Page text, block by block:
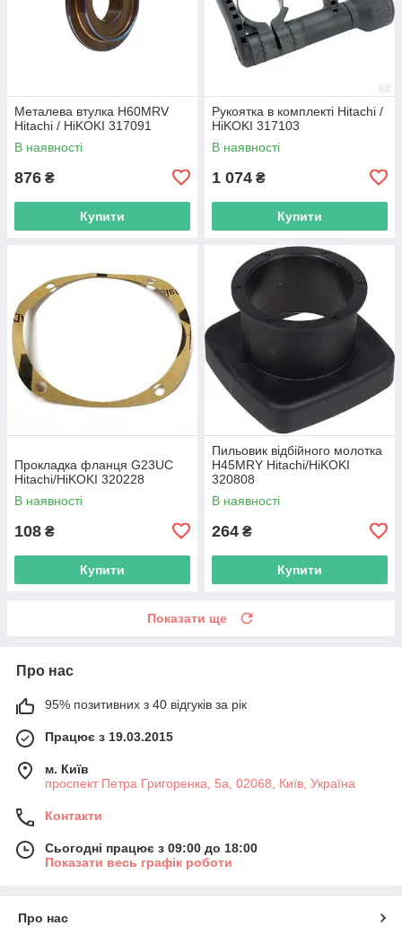
Металева втулка H60MRV
Hitachi / HiKOKI 317091
В наявності
876 ₴
Купити
Рукоятка в комплекті Hitachi /
HiKOKI 317103
В наявності
1 074 ₴
Купити
Прокладка фланця G23UC
Hitachi/HiKOKI 320228
В наявності
108 ₴
Купити
Пильовик відбійного молотка
H45MRY Hitachi/HiKOKI
320808
В наявності
264 ₴
Купити
Показати ще
Про нас
95% позитивних з 40 відгуків за рік
Працює з 19.03.2015
м. Київ
проспект Петра Григоренка, 5а, 02068, Київ, Україна
Контакти
Сьогодні працює з 09:00 до 18:00
Показати весь графік роботи
Про нас